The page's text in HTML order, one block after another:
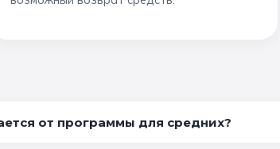
от программы для средних?